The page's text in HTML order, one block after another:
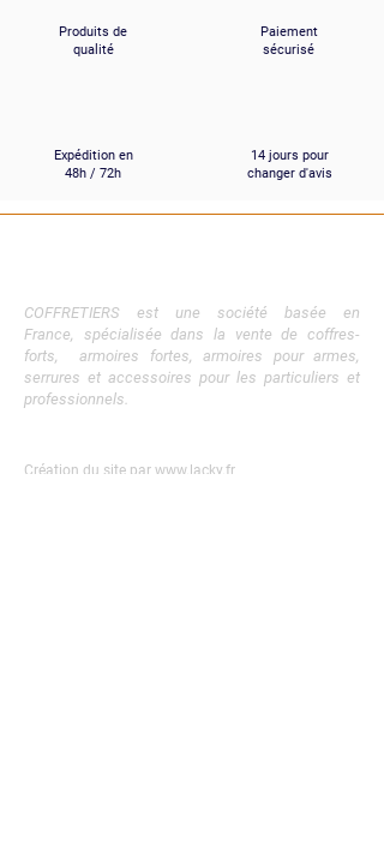
Produits de
qualité
Paiement
sécurisé
Expédition en
48h / 72h
14 jours pour
changer d'avis
COFFRETIERS est une société basée en
France, spécialisée dans la vente de coffres-
forts, armoires fortes, armoires pour armes,
serrures et accessoires pour les particuliers et
professionnels.
Création du site par www.lacky.fr